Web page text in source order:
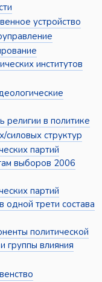
устройство
институтов
религии в политике
силовых структур
партий
выборов 2006
партий
одной трети состава
политической
группы влияния